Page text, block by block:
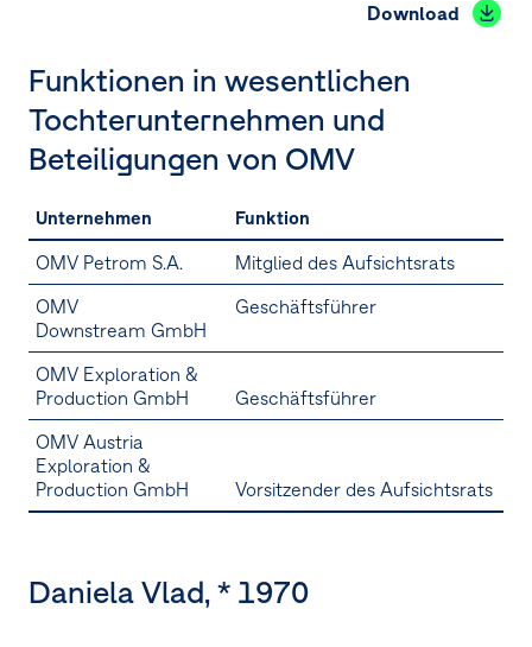
Download
Funktionen in wesentlichen
Tochterunternehmen und
Beteiligungen von OMV
Unternehmen Funktion
OMV Petrom S.A.
Mitglied des Aufsichtsrats
OMV
Downstream GmbH
Geschäftsführer
OMV Exploration &
Production GmbH
Geschäftsführer
OMV Austria
Exploration &
Production GmbH
Vorsitzender des Aufsichtsrats
Daniela Vlad, * 1970